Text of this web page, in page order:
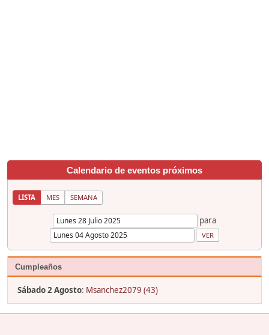
Calendario de eventos próximos
LISTA MES SEMANA
para
Cumpleaños
Sábado 2 Agosto: Msanchez2079 (43)